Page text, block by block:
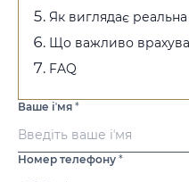
Як виглядає
Що важливо
FAQ
Ваше іʼмя *
Номер телефону *